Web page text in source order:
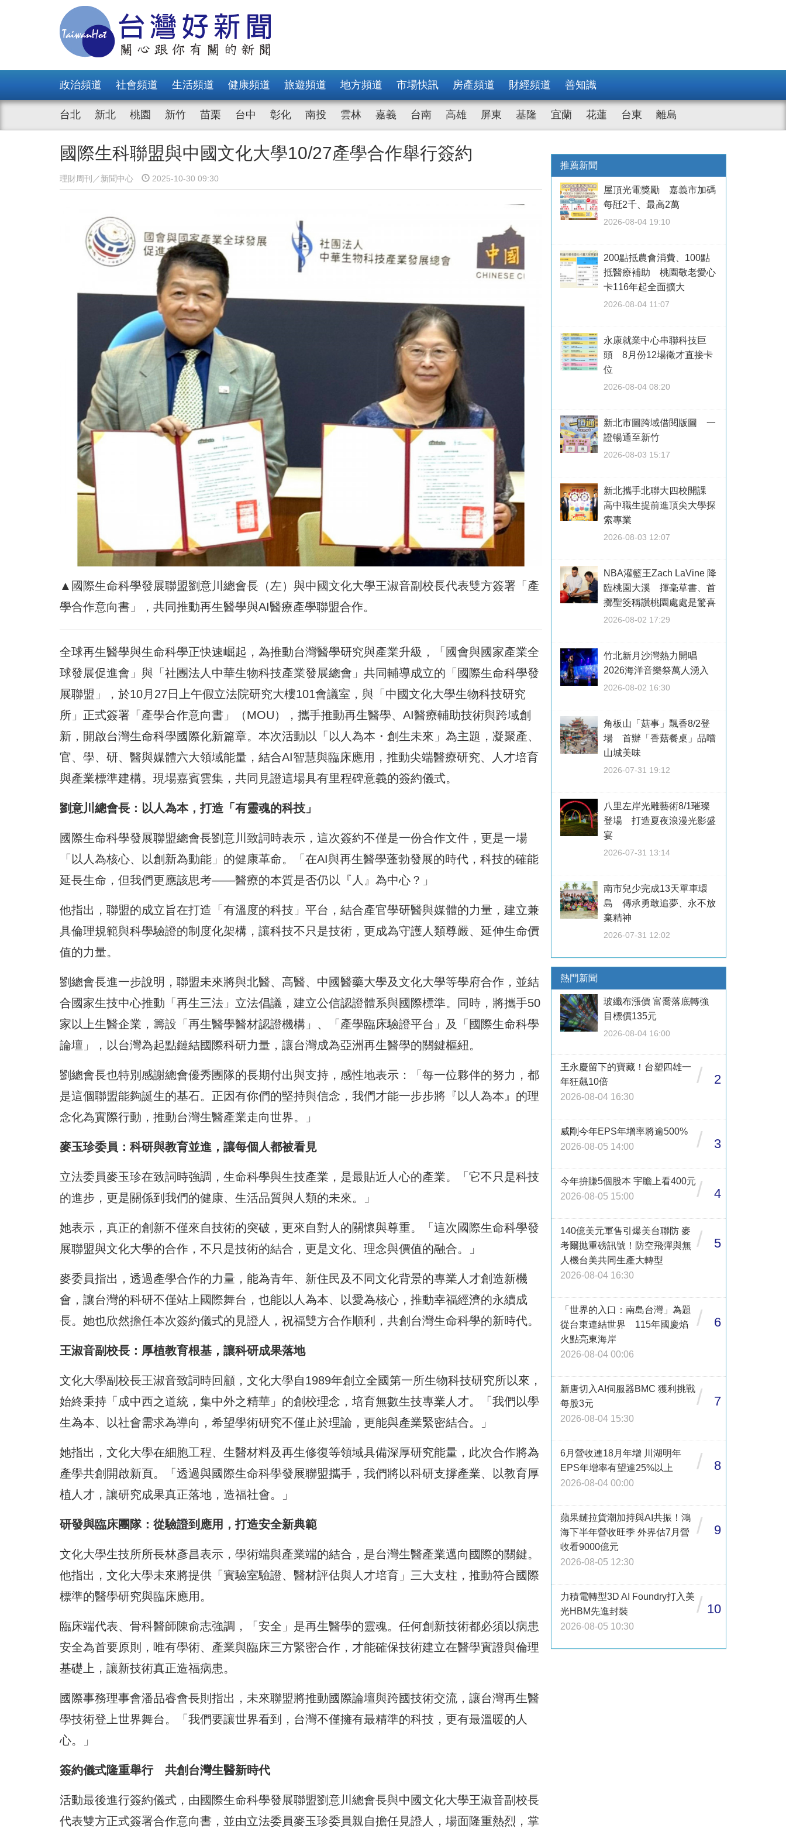
政治頻道 社會頻道 生活頻道 健康頻道 旅遊頻道 地方頻道 市場快訊 房產頻道 財經頻道 善知識
台北 新北 桃園 新竹 苗栗 台中 彰化 南投 雲林 嘉義 台南 高雄 屏東 基隆 宜蘭 花蓮 台東 離島
國際生科聯盟與中國文化大學10/27產學合作舉行簽約
理財周刊／新聞中心 2025-10-30 09:30
▲國際生命科學發展聯盟劉意川總會長（左）與中國文化大學王淑音副校長代表雙方簽署「產
學合作意向書」，共同推動再生醫學與AI醫療產學聯盟合作。
全球再生醫學與生命科學正快速崛起，為推動台灣醫學研究與產業升級，「國會與國家產業全
球發展促進會」與「社團法人中華生物科技產業發展總會」共同輔導成立的「國際生命科學發
展聯盟」，於10月27日上午假立法院研究大樓101會議室，與「中國文化大學生物科技研究
所」正式簽署「產學合作意向書」（MOU），攜手推動再生醫學、AI醫療輔助技術與跨域創
新，開啟台灣生命科學國際化新篇章。本次活動以「以人為本・創生未來」為主題，凝聚產、
官、學、研、醫與媒體六大領域能量，結合AI智慧與臨床應用，推動尖端醫療研究、人才培育
與產業標準建構。現場嘉賓雲集，共同見證這場具有里程碑意義的簽約儀式。
劉意川總會長：以人為本，打造「有靈魂的科技」
國際生命科學發展聯盟總會長劉意川致詞時表示，這次簽約不僅是一份合作文件，更是一場
「以人為核心、以創新為動能」的健康革命。「在AI與再生醫學蓬勃發展的時代，科技的確能
延長生命，但我們更應該思考——醫療的本質是否仍以『人』為中心？」
他指出，聯盟的成立旨在打造「有溫度的科技」平台，結合產官學研醫與媒體的力量，建立兼
具倫理規範與科學驗證的制度化架構，讓科技不只是技術，更成為守護人類尊嚴、延伸生命價
值的力量。
劉總會長進一步說明，聯盟未來將與北醫、高醫、中國醫藥大學及文化大學等學府合作，並結
合國家生技中心推動「再生三法」立法倡議，建立公信認證體系與國際標準。同時，將攜手50
家以上生醫企業，籌設「再生醫學醫材認證機構」、「產學臨床驗證平台」及「國際生命科學
論壇」，以台灣為起點鏈結國際科研力量，讓台灣成為亞洲再生醫學的關鍵樞紐。
劉總會長也特別感謝總會優秀團隊的長期付出與支持，感性地表示：「每一位夥伴的努力，都
是這個聯盟能夠誕生的基石。正因有你們的堅持與信念，我們才能一步步將『以人為本』的理
念化為實際行動，推動台灣生醫產業走向世界。」
麥玉珍委員：科研與教育並進，讓每個人都被看見
立法委員麥玉珍在致詞時強調，生命科學與生技產業，是最貼近人心的產業。「它不只是科技
的進步，更是關係到我們的健康、生活品質與人類的未來。」
她表示，真正的創新不僅來自技術的突破，更來自對人的關懷與尊重。「這次國際生命科學發
展聯盟與文化大學的合作，不只是技術的結合，更是文化、理念與價值的融合。」
麥委員指出，透過產學合作的力量，能為青年、新住民及不同文化背景的專業人才創造新機
會，讓台灣的科研不僅站上國際舞台，也能以人為本、以愛為核心，推動幸福經濟的永續成
長。她也欣然擔任本次簽約儀式的見證人，祝福雙方合作順利，共創台灣生命科學的新時代。
王淑音副校長：厚植教育根基，讓科研成果落地
文化大學副校長王淑音致詞時回顧，文化大學自1989年創立全國第一所生物科技研究所以來，
始終秉持「成中西之道統，集中外之精華」的創校理念，培育無數生技專業人才。「我們以學
生為本、以社會需求為導向，希望學術研究不僅止於理論，更能與產業緊密結合。」
她指出，文化大學在細胞工程、生醫材料及再生修復等領域具備深厚研究能量，此次合作將為
產學共創開啟新頁。「透過與國際生命科學發展聯盟攜手，我們將以科研支撐產業、以教育厚
植人才，讓研究成果真正落地，造福社會。」
研發與臨床團隊：從驗證到應用，打造安全新典範
文化大學生技所所長林彥昌表示，學術端與產業端的結合，是台灣生醫產業邁向國際的關鍵。
他指出，文化大學未來將提供「實驗室驗證、醫材評估與人才培育」三大支柱，推動符合國際
標準的醫學研究與臨床應用。
臨床端代表、骨科醫師陳俞志強調，「安全」是再生醫學的靈魂。任何創新技術都必須以病患
安全為首要原則，唯有學術、產業與臨床三方緊密合作，才能確保技術建立在醫學實證與倫理
基礎上，讓新技術真正造福病患。
國際事務理事會潘品睿會長則指出，未來聯盟將推動國際論壇與跨國技術交流，讓台灣再生醫
學技術登上世界舞台。「我們要讓世界看到，台灣不僅擁有最精準的科技，更有最溫暖的人
心。」
簽約儀式隆重舉行 共創台灣生醫新時代
活動最後進行簽約儀式，由國際生命科學發展聯盟劉意川總會長與中國文化大學王淑音副校長
代表雙方正式簽署合作意向書，並由立法委員麥玉珍委員親自擔任見證人，場面隆重熱烈，掌
推薦新聞
屋頂光電獎勵 嘉義市加碼
每瓩2千、最高2萬
2026-08-04 19:10
200點抵農會消費、100點
抵醫療補助 桃園敬老愛心
卡116年起全面擴大
2026-08-04 11:07
永康就業中心串聯科技巨
頭 8月份12場徵才直接卡
位
2026-08-04 08:20
新北市圖跨域借閱版圖 一
證暢通至新竹
2026-08-03 15:17
新北攜手北聯大四校開課
高中職生提前進頂尖大學探
索專業
2026-08-03 12:07
NBA灌籃王Zach LaVine 降
臨桃園大溪 揮毫草書、首
擲聖筊稱讚桃園處處是驚喜
2026-08-02 17:29
竹北新月沙灣熱力開唱
2026海洋音樂祭萬人湧入
2026-08-02 16:30
角板山「菇事」飄香8/2登
場 首辦「香菇餐桌」品嚐
山城美味
2026-07-31 19:12
八里左岸光雕藝術8/1璀璨
登場 打造夏夜浪漫光影盛
宴
2026-07-31 13:14
南市兒少完成13天單車環
島 傳承勇敢追夢、永不放
棄精神
2026-07-31 12:02
熱門新聞
玻纖布漲價 富喬落底轉強
目標價135元
2026-08-04 16:00
王永慶留下的寶藏！台塑四雄一
年狂飆10倍
2026-08-04 16:30
/ 2
威剛今年EPS年增率將逾500%
2026-08-05 14:00
/ 3
今年拚賺5個股本 宇瞻上看400元
2026-08-05 15:00
/ 4
140億美元軍售引爆美台聯防 麥
考爾拋重磅訊號！防空飛彈與無
人機台美共同生產大轉型
2026-08-04 16:30
/ 5
「世界的入口：南島台灣」為題
從台東連結世界 115年國慶焰
火點亮東海岸
2026-08-04 00:06
/ 6
新唐切入AI伺服器BMC 獲利挑戰
每股3元
2026-08-04 15:30
/ 7
6月營收連18月年增 川湖明年
EPS年增率有望達25%以上
2026-08-04 00:00
/ 8
蘋果鏈拉貨潮加持與AI共振！鴻
海下半年營收旺季 外界估7月營
收看9000億元
2026-08-05 12:30
/ 9
力積電轉型3D AI Foundry打入美
光HBM先進封裝
2026-08-05 10:30
/ 10